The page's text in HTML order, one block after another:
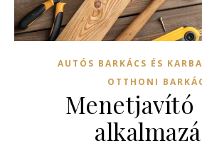
AUTÓS BARKÁCS ÉS
OTTHONI
Menetjavító